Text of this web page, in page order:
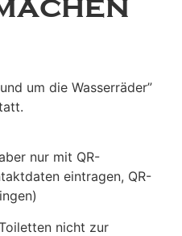
um die Wasserräder”
nur mit QR-
eintragen, QR-
nicht zur